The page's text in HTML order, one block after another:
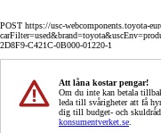
POST https://usc-webcomponents.toyota-
2D8F9-C421C-0B000-01220-1
Att låna kostar pengar!
Om du inte kan betala
leda till svårigheter att få
dig till budget- och
konsumentverket.se